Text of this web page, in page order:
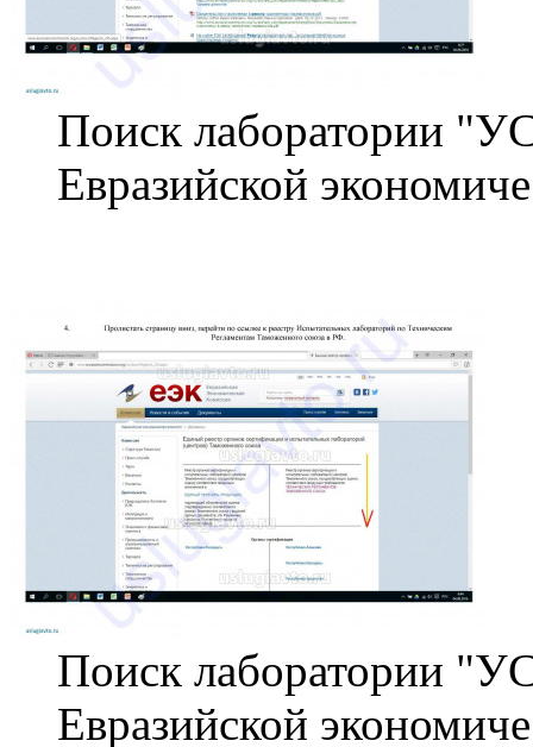
Поиск лаборатории
Евразийской
Поиск лаборатории
Евразийской